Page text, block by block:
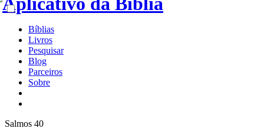
Bíblias
Livros
Pesquisar
Blog
Parceiros
Sobre
Salmos 40